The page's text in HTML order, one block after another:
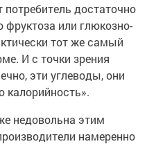
достаточно
фруктоза или глюкозно-
тот же самый
И с точки зрения
эти углеводы, они
калорийность».
недовольна этим
намеренно